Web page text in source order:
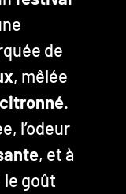
de
, mêlée
.
l’odeur
, et à
le goût